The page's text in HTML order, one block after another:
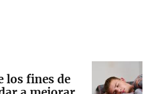
los fines de